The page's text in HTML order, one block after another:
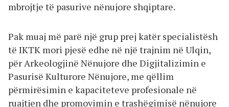
mbrojtje të pasurive nënujore shqiptare.
Pak muaj më parë një grup prej katër specialistësh
të IKTK mori pjesë edhe në një trajnim në Ulqin,
për Arkeologjinë Nënujore dhe Digjitalizimin e
Pasurisë Kulturore Nënujore, me qëllim
përmirësimin e kapaciteteve profesionale në
ruajtjen dhe promovimin e trashëgimisë nënujore